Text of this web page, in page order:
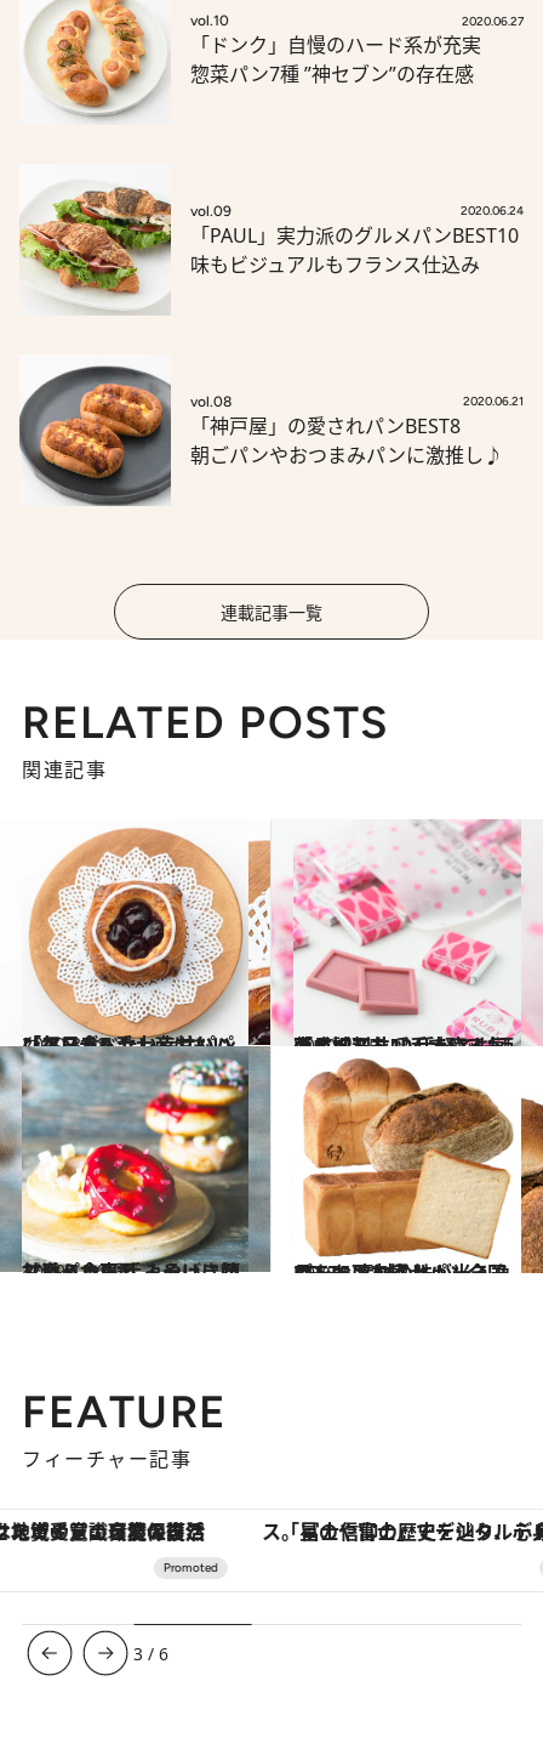
vol.10 2020.06.27
「ドンク」自慢のハード系が充実
惣菜パン7種 ”神セブン”の存在感
vol.09 2020.06.24
「PAUL」実力派のグルメパンBEST10
味もビジュアルもフランス仕込み
vol.08 2020.06.21
「神戸屋」の愛されパンBEST8
朝ごパンやおつまみパンに激推し♪
連載記事一覧
RELATED POSTS
関連記事
2020.3.18
「アンデルセン」甘いパンベスト5 手土産にもいい毎日食べたい幸せパン
グルメ 2020.2.15
「成城石井」手土産人気商品ベスト10 手軽でお洒落と評判を呼んでいるもの
グルメ
2019.11.25
甘系＆食事系 よそいき顔で激うま！ 手みやげに嬉しいパン9選
グルメ 2018.10.29
プレーンな極上パン全国BEST5 素材の味が光る逸品をお取り寄せ！
グルメ
FEATURE
フィーチャー記事
「星のや富士」でデジタルデトックス。冨士信仰の歴史を辿り、心身を調える。 ヴァシュロン・コンスタンタ
3 /6